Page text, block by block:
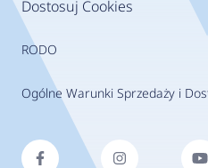
Dostosuj Cookies
RODO
Ogólne Warunki Sprzedaży i